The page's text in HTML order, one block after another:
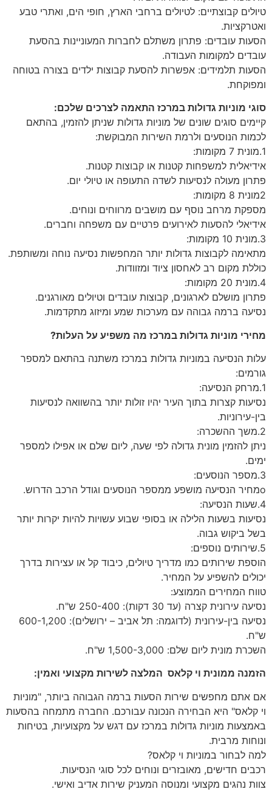
טיולים קבוצתיים: לטיולים ברחבי הארץ, חופי הים, ואתרי טבע
ואטרקציות.
הסעות עובדים: פתרון משתלם לחברות המעוניינות בהסעת
עובדים למקומות העבודה.
הסעות תלמידים: אפשרות להסעת קבוצות ילדים בצורה בטוחה
ומפוקחת.
סוגי מוניות גדולות במרכז התאמה לצרכים שלכם:
קיימים סוגים שונים של מוניות גדולות שניתן להזמין, בהתאם
לכמות הנוסעים ולרמת השירות המבוקשת:
1.מונית 7 מקומות:
אידיאלית למשפחות קטנות או קבוצות קטנות.
פתרון מעולה לנסיעות לשדה התעופה או טיולי יום.
2מונית 8 מקומות:
מספקת מרחב נוסף עם מושבים מרווחים ונוחים.
אידיאלי להסעות לאירועים פרטיים עם משפחה וחברים.
3.מונית 10 מקומות:
מתאימה לקבוצות גדולות יותר המחפשות נסיעה נוחה ומשותפת.
כוללת מקום רב לאחסון ציוד ומזוודות.
4.מונית 20 מקומות:
פתרון מושלם לארגונים, קבוצות עובדים וטיולים מאורגנים.
נסיעה ברמה גבוהה עם מערכות שמע ומיזוג מתקדמות.
מחירי מוניות גדולות במרכז מה משפיע על העלות?
עלות הנסיעה במוניות גדולות במרכז משתנה בהתאם למספר
גורמים:
1.מרחק הנסיעה:
נסיעות קצרות בתוך העיר יהיו זולות יותר בהשוואה לנסיעות
בין-עירוניות.
2.משך ההשכרה:
ניתן להזמין מונית גדולה לפי שעה, ליום שלם או אפילו למספר
ימים.
3.מספר הנוסעים:
oמחיר הנסיעה מושפע ממספר הנוסעים וגודל הרכב הדרוש.
4.שעות הנסיעה:
נסיעות בשעות הלילה או בסופי שבוע עשויות להיות יקרות יותר
בשל ביקוש גבוה.
5.שירותים נוספים:
הוספת שירותים כמו מדריך טיולים, כיבוד קל או עצירות בדרך
יכולים להשפיע על המחיר.
טווח המחירים הממוצע:
נסיעה עירונית קצרה (עד 30 דקות): 250-400 ש"ח.
נסיעה בין-עירונית (לדוגמה: תל אביב – ירושלים): 600-1,200
ש"ח.
השכרת מונית ליום שלם: 1,500-3,000 ש"ח.
הזמנה ממונית וי קלאס המלצה לשירות מקצועי ואמין:
אם אתם מחפשים שירות הסעות ברמה הגבוהה ביותר, "מוניות
וי קלאס" היא הבחירה הנכונה עבורכם. החברה מתמחה בהסעות
באמצעות מוניות גדולות במרכז עם דגש על מקצועיות, בטיחות
ונוחות מרבית.
למה לבחור במוניות וי קלאס?
רכבים חדישים, מאובזרים ונוחים לכל סוגי הנסיעות.
צוות נהגים מקצועי ומנוסה המעניק שירות אדיב ואישי.